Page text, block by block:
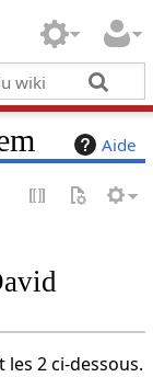
Aide
2 ci-dessous.